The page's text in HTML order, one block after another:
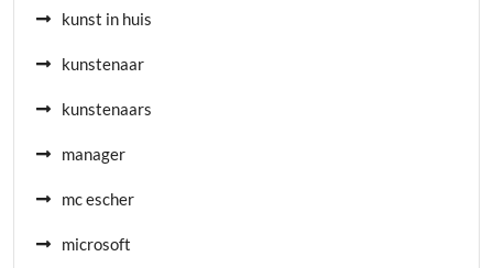
kunst in huis
kunstenaar
kunstenaars
manager
mc escher
microsoft